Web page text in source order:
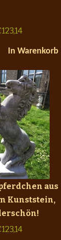
123,14
In Warenkorb
aus
Kunststein,
123,14